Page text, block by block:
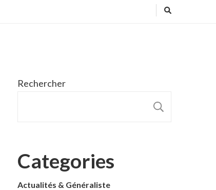
Rechercher
Categories
Actualités & Généraliste